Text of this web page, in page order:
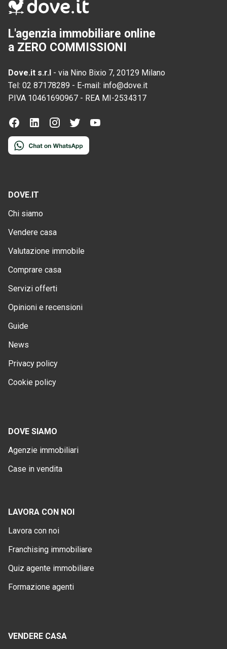
L'agenzia immobiliare online
a ZERO COMMISSIONI
Dove.it s.r.l - via Nino Bixio 7, 20129 Milano
Tel: 02 87178289 - E-mail: info@dove.it
P.IVA 10461690967 - REA MI-2534317
DOVE.IT
Chi siamo
Vendere casa
Valutazione immobile
Comprare casa
Servizi offerti
Opinioni e recensioni
Guide
News
Privacy policy
Cookie policy
DOVE SIAMO
Agenzie immobiliari
Case in vendita
LAVORA CON NOI
Lavora con noi
Franchising immobiliare
Quiz agente immobiliare
Formazione agenti
VENDERE CASA